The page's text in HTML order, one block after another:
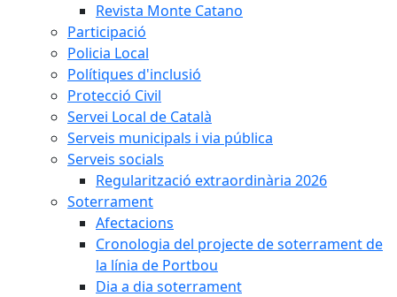
Revista Monte Catano
Participació
Policia Local
Polítiques d'inclusió
Protecció Civil
Servei Local de Català
Serveis municipals i via pública
Serveis socials
Regularització extraordinària 2026
Soterrament
Afectacions
Cronologia del projecte de soterrament de
la línia de Portbou
Dia a dia soterrament